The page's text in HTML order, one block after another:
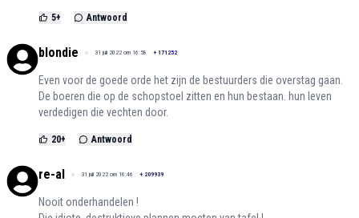
5+ Antwoord
blondie 31 juli 2022 om 16:58 + 171252
Even voor de goede orde het zijn de bestuurders die overstag gaan.
De boeren die op de schopstoel zitten en hun bestaan. hun leven
verdedigen die vechten door.
20+ Antwoord
re-al 31 juli 2022 om 16:46 + 209939
Nooit onderhandelen !